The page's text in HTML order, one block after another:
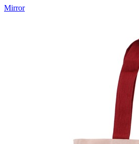
Mirror